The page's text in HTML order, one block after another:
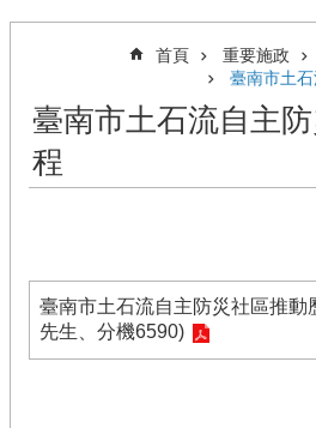
首頁 重要施政
臺南市土
臺南市土石流自主
程
臺南市土石流自主防災社區推動
先生、分機6590)